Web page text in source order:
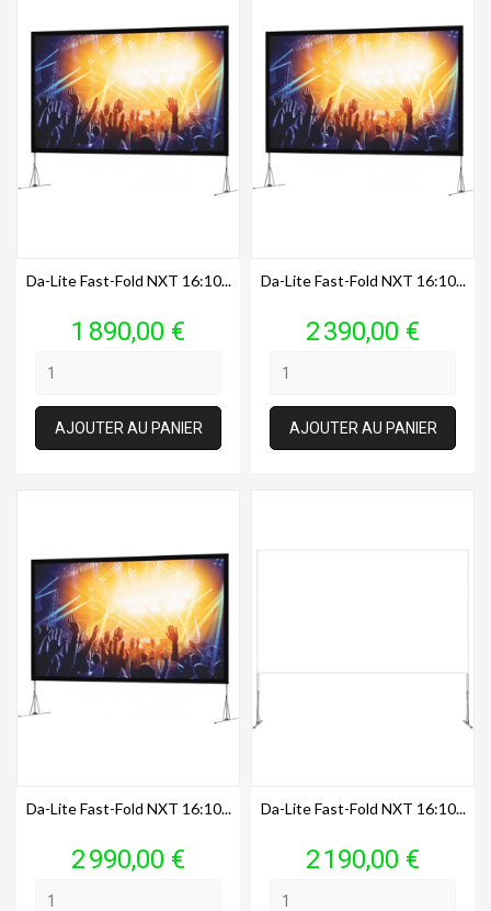
Da-Lite Fast-Fold NXT 16:10...
Prix
1 890,00 €
AJOUTER AU PANIER
Da-Lite Fast-Fold NXT 16:10...
Prix
2 390,00 €
AJOUTER AU PANIER
Da-Lite Fast-Fold NXT 16:10...
Prix
2 990,00 €
Da-Lite Fast-Fold NXT 16:10...
Prix
2 190,00 €